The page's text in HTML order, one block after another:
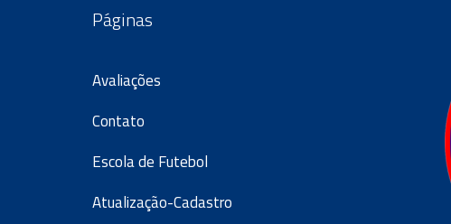
Páginas
Avaliações
Contato
Escola de Futebol
Atualização-Cadastro